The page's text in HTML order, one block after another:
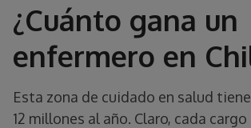
¿Cuánto gana un
enfermero en
Esta zona de cuidado en salud
12 millones al año. Claro, cada